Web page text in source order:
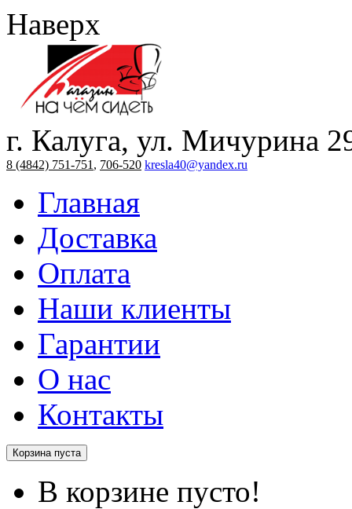
Наверх
г. Калуга, ул. Мичурина
8 (4842) 751-751 , 706-520 kresla40@yandex.ru
Главная
Доставка
Оплата
Наши клиенты
Гарантии
О нас
Контакты
Корзина пуста
В корзине пусто!